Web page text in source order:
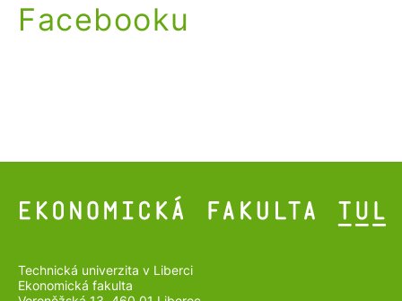
Facebooku
Technická univerzita v Liberci
Ekonomická fakulta